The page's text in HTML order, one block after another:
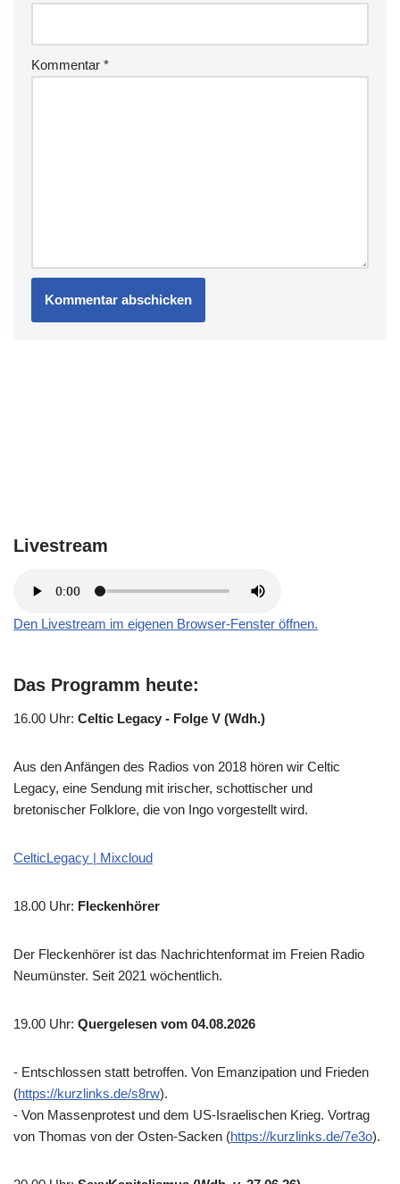
Kommentar *
Livestream
Den Livestream im eigenen Browser-Fenster öffnen.
Das Programm heute:
16.00 Uhr: Celtic Legacy - Folge V (Wdh.)
Aus den Anfängen des Radios von 2018 hören wir Celtic
Legacy, eine Sendung mit irischer, schottischer und
bretonischer Folklore, die von Ingo vorgestellt wird.
CelticLegacy | Mixcloud
18.00 Uhr: Fleckenhörer
Der Fleckenhörer ist das Nachrichtenformat im Freien Radio
Neumünster. Seit 2021 wöchentlich.
19.00 Uhr: Quergelesen vom 04.08.2026
- Entschlossen statt betroffen. Von Emanzipation und Frieden
(https://kurzlinks.de/s8rw).
- Von Massenprotest und dem US-Israelischen Krieg. Vortrag
von Thomas von der Osten-Sacken (https://kurzlinks.de/7e3o).